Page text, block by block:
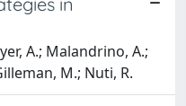
A.; Malandrino, A.;
M.; Nuti, R.